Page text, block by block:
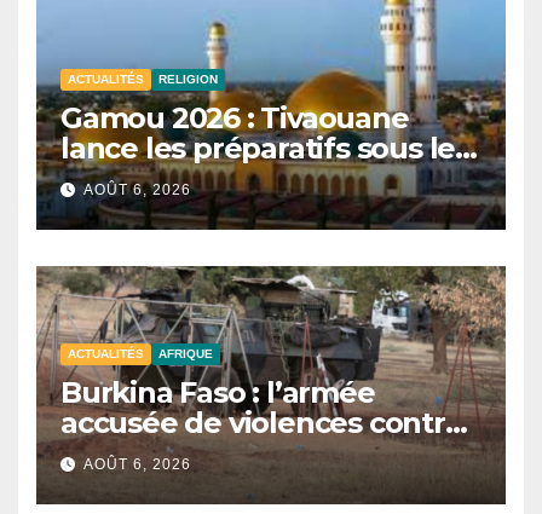
ACTUALITÉS RELIGION
Gamou 2026 : Tivaouane
lance les préparatifs sous le
signe de l’unité et du Tawhid.
AOÛT 6, 2026
ACTUALITÉS AFRIQUE
Burkina Faso : l’armée
accusée de violences contre
des civils après une attaque
jihadiste.
AOÛT 6, 2026